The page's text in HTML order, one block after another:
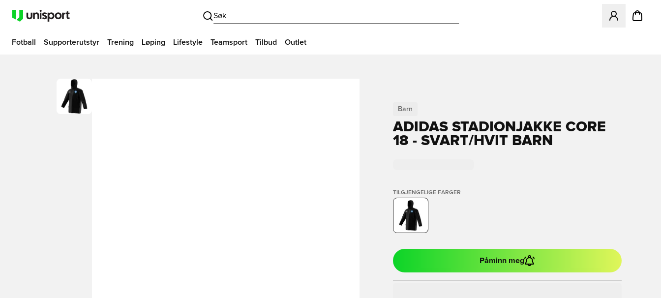
Søk
Åpner en
Fotball Supporterutstyr Trening Løping Lifestyle Teamsport Tilbud Outlet
Barn
ADIDAS STADIONJAKKE CORE
18 - SVART/HVIT BARN
TILGJENGELIGE FARGER
Påminn meg